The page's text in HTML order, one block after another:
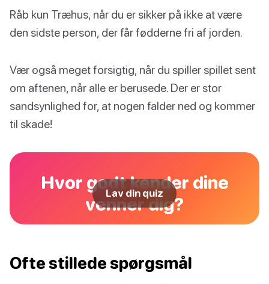
Råb kun Træhus, når du er sikker på ikke at være
den sidste person, der får fødderne fri af jorden.
Vær også meget forsigtig, når du spiller spillet sent
om aftenen, når alle er berusede. Der er stor
sandsynlighed for, at nogen falder ned og kommer
til skade!
Hvor godt kender dine
venner dig?
Lav din quiz
Ofte stillede spørgsmål